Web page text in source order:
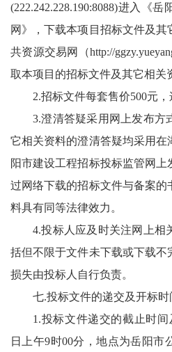
(222.242.228.190:8088)进入《
网》，下载本项目招标文件及
共资源交易网（http://
取本项目的招标文件及其它相关
2.招标文件每套售价500元，
3.澄清答疑采用网上发布方
它相关资料的澄清答疑均采用
阳市建设工程招标投标监管网
过网络下载的招标文件与备案的
料具有同等法律效力。
4.投标人应及时关注网上相
括但不限于文件未下载或下载
损失由投标人自行负责。
七.投标文件的递交及开标时
1.投标文件递交的截止时
日上午9时00分，地点为岳阳市